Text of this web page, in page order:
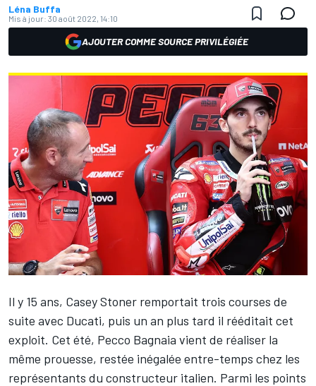
Léna Buffa
Mis à jour: 30 août 2022, 14:10
AJOUTER COMME SOURCE PRIVILÉGIÉE
Il y 15 ans, Casey Stoner remportait trois courses de
suite avec Ducati, puis un an plus tard il rééditait cet
exploit. Cet été, Pecco Bagnaia vient de réaliser la
même prouesse, restée inégalée entre-temps chez les
représentants du constructeur italien. Parmi les points